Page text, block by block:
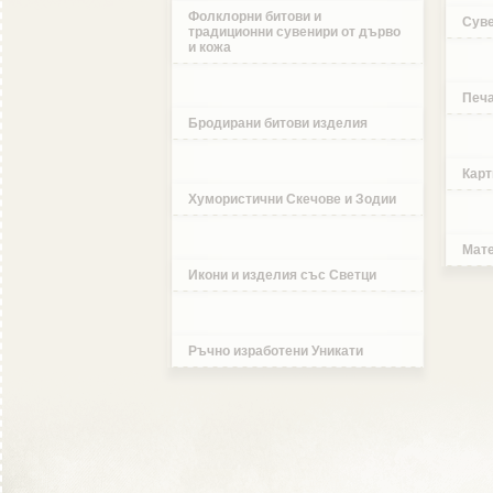
Фолклорни битови и
традиционни сувенири от дърво
и кожа
Бродирани битови изделия
Хумористични Скечове и Зодии
Икони и изделия със Светци
Ръчно изработени Уникати